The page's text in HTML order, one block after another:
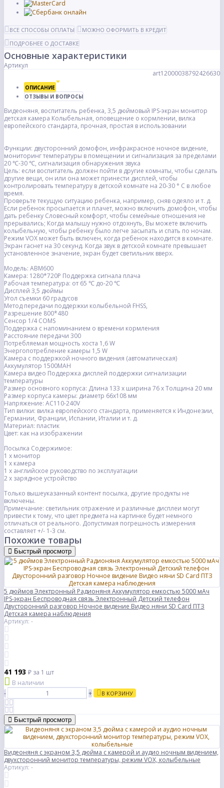
ВСЕ СПОСОБЫ ОПЛАТЫ
МОЖНО ОФОРМИТЬ В КРЕДИТ
ПОДРОБНЕЕ О ДОСТАВКЕ
Основные характеристики
Артикул
art12000038792426630
ОПИСАНИЕ
ОТЗЫВЫ И ВОПРОСЫ
Видеоняня, воспитатель ребенка, 3,5 дюймовый IPS-экран монитор
детская камера Колыбельная, оповещение о кормлении, вилка
европейского стандарта, прочная, простая в использовании
Функции: двусторонний домофон, инфракрасное ночное видение,
мониторинг температуры в помещении и сигнализация за пределами
20 ℃-30 ℃, сигнализация обнаружения звука
Цель: если воспитатель должен пойти в другие комнаты, чтобы сделать
другие вещи, он или она может принести дисплей, чтобы
контролировать температуру в детской комнате на 20-30 ° C в любое
время.
Проверьте текущую ситуацию ребенка, например, сняв одеяло и т. д.
Если ребенок просыпается и плачет, можно включить домофон, чтобы
дать ребенку Словесный комфорт, чтобы семейные отношения не
прерывались; Когда малышу нужно отдохнуть, Вы можете включить
колыбельную, чтобы ребенку было легче засыпать и спать по ночам.
Режим VOX может быть включен, когда ребенок находится в комнате.
Экран гаснет на 30 секунд. Когда звук в детской комнате превышает
установленное значение, экран будет светильник вверх.
Модель: ABM600
Камера: 1280*720P Поддержка сигнала плача
Рабочая температура: от 65 ℃ до-20 ℃
Дисплей 3,5 дюймы
Угол съемки 60 градусов
Метод передачи поддержки колыбельной FHSS,
Разрешение 800*480
Сенсор 1/4 COMS
Поддержка с напоминанием о времени кормления
Расстояние передачи 300
Потребляемая мощность хоста 1,6 W
Энергопотребление камеры 1,5 W
Камера с поддержкой ночного видения (автоматическая)
Аккумулятор 1500MAH
Камера видео Поддержка дисплей поддержки сигнализации
температуры
Размер основного корпуса: Длина 133 x ширина 76 x Толщина 20 мм
Размер корпуса камеры: диаметр 66x108 мм
Напряжение: AC110-240V
Тип вилки: вилка европейского стандарта, применяется к Индонезии,
Германии, Франции, Испании, Италии и т. д.
Материал: пластик
Цвет: как на изображении
Посылка Содержимое:
1 х монитор
1 х камера
1 х английское руководство по эксплуатации
2 х зарядное устройство
Только вышеуказанный контент посылка, другие продукты не
включены.
Примечание: светильник отражение и различные дисплеи могут
привести к тому, что цвет предмета на картинке будет немного
отличаться от реального. Допустимая погрешность измерения
составляет +/- 1-3 см.
Похожие товары
Быстрый просмотр
5 дюймов Электронный Радионяня Аккумулятор емкостью 5000 мАч
IPS-экран Беспроводная связь Электронный Детский телефон
Двусторонний разговор Ночное видение Видео няни SD Card ПТЗ
Детская камера наблюдения
Артикул: -
41 193 ₽ за 1 шт
В наличии
-
+ В КОРЗИНУ
Быстрый просмотр
Видеоняня с экраном 3,5 дюйма с камерой и аудио ночным видением,
двухсторонний монитор температуры, режим VOX, колыбельные
Артикул: -